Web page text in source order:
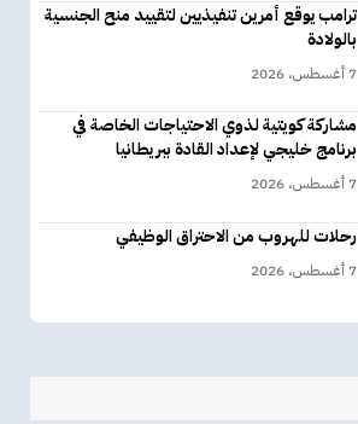
ترامب يوقع أمرين تنفيذيين لتقييد منح الجنسية
بالولادة
7 أغسطس، 2026
مشاركة كويتية لذوي الاحتياجات الخاصة في
برنامج خليجي لإعداد القادة ببريطانيا
7 أغسطس، 2026
رحلات للهروب من الاحتراق الوظيفي
7 أغسطس، 2026